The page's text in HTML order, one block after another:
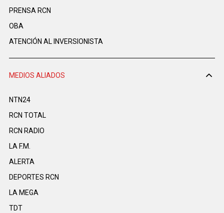
PRENSA RCN
OBA
ATENCIÓN AL INVERSIONISTA
MEDIOS ALIADOS
NTN24
RCN TOTAL
RCN RADIO
LA F.M.
ALERTA
DEPORTES RCN
LA MEGA
TDT